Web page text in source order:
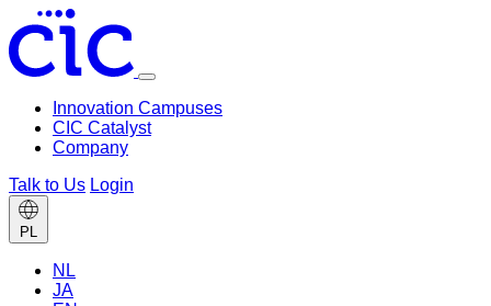
Toggle
menu
Innovation Campuses
CIC Catalyst
Company
Talk to Us Login
PL
language
NL
JA